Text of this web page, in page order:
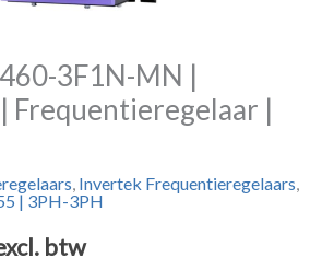
3F1N-MN |
Frequentieregelaar |
, Invertek Frequentieregelaars,
| 3PH-3PH
btw